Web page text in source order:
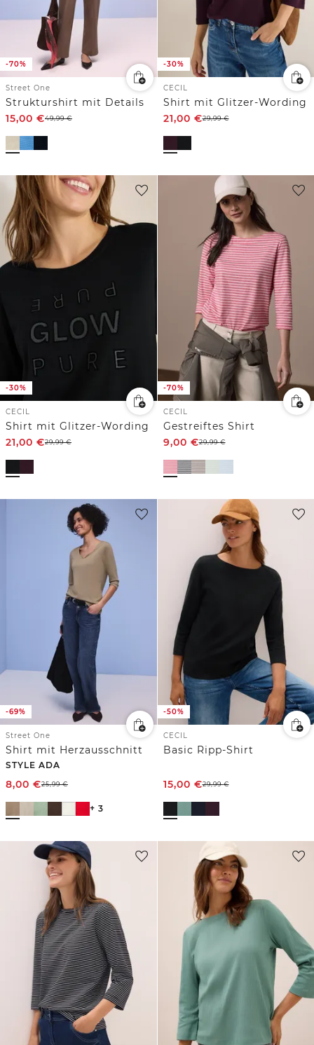
-70%
Street One
Strukturshirt mit Details
15,00 €49,99€
-30%
CECIL
Shirt mit Glitzer-Wording
21,00 €29,99€
-30%
CECIL
Shirt mit Glitzer-Wording
21,00 €29,99€
-70%
CECIL
Gestreiftes Shirt
9,00 €29,99€
-69%
Street One
Shirt mit Herzausschnitt
STYLE ADA
8,00 €25,99€
+ 3
-50%
CECIL
Basic Ripp-Shirt
15,00 €29,99€